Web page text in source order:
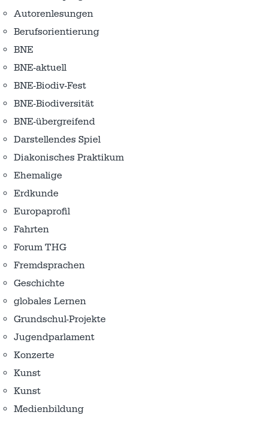
Autorenlesungen
Berufsorientierung
BNE
BNE-aktuell
BNE-Biodiv-Fest
BNE-Biodiversität
BNE-übergreifend
Darstellendes Spiel
Diakonisches Praktikum
Ehemalige
Erdkunde
Europaprofil
Fahrten
Forum THG
Fremdsprachen
Geschichte
globales Lernen
Grundschul-Projekte
Jugendparlament
Konzerte
Kunst
Kunst
Medienbildung